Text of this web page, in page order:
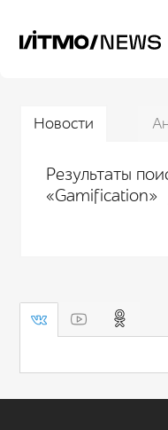
Новости
Результаты
«Gamification»